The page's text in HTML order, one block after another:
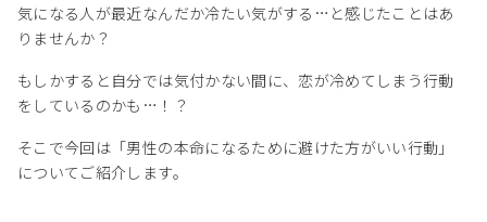
気になる人が最近なんだか冷たい気がする…と感じたことはあ
りませんか？
もしかすると自分では気付かない間に、恋が冷めてしまう行動
をしているのかも…！？
そこで今回は「男性の本命になるために避けた方がいい行動」
についてご紹介します。